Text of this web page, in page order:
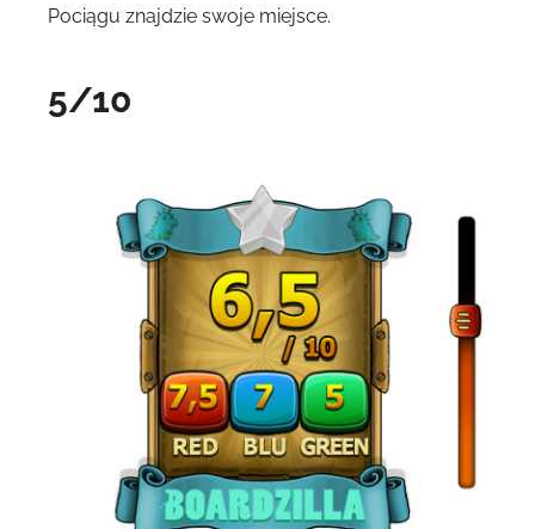
Pociągu znajdzie swoje miejsce.
5/10